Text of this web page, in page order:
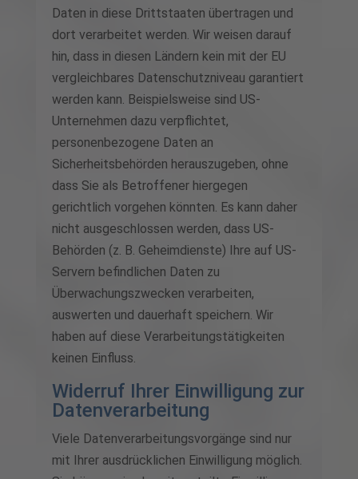
Daten in diese Drittstaaten übertragen und
dort verarbeitet werden. Wir weisen darauf
hin, dass in diesen Ländern kein mit der EU
vergleichbares Datenschutzniveau garantiert
werden kann. Beispielsweise sind US-
Unternehmen dazu verpflichtet,
personenbezogene Daten an
Sicherheitsbehörden herauszugeben, ohne
dass Sie als Betroffener hiergegen
gerichtlich vorgehen könnten. Es kann daher
nicht ausgeschlossen werden, dass US-
Behörden (z. B. Geheimdienste) Ihre auf US-
Servern befindlichen Daten zu
Überwachungszwecken verarbeiten,
auswerten und dauerhaft speichern. Wir
haben auf diese Verarbeitungstätigkeiten
keinen Einfluss.
Widerruf Ihrer Einwilligung zur
Datenverarbeitung
Viele Datenverarbeitungsvorgänge sind nur
mit Ihrer ausdrücklichen Einwilligung möglich.